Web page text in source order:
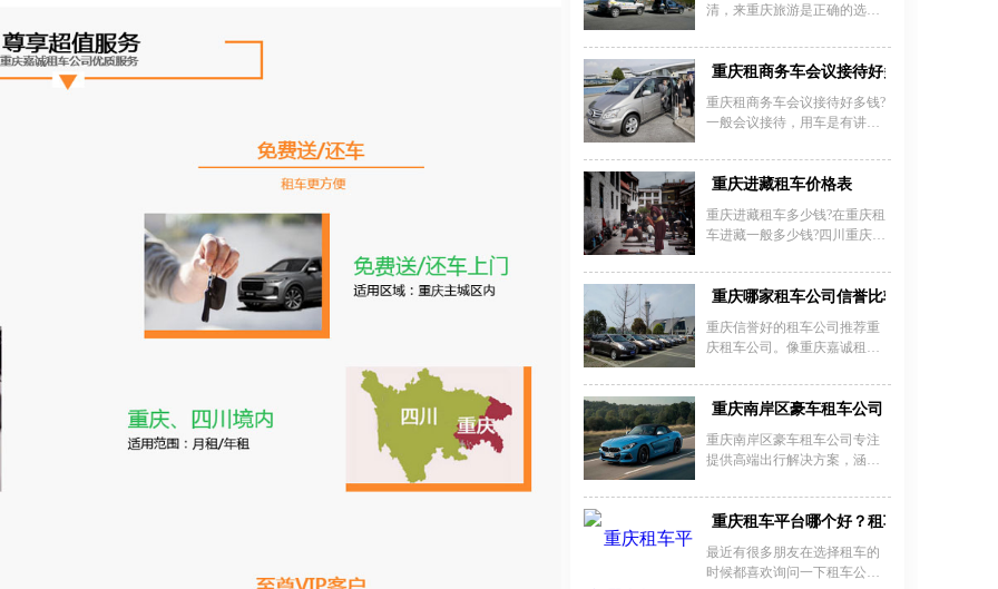
费用普遍比短期更优惠，低端
元，若需配司机服务，日均成
本约150-200元。重庆商务车包
清，来重庆旅游是正确的选
最明智的决定。那么重庆主城
旅游租车价格多少钱一天?以下
表：
重庆租商务车会议接待好多钱
重庆租商务车会议接待好多钱?
一般会议接待，用车是有讲究
同。高级轿车、商务车、中巴
车都是会议接待常使用的车
嘉诚常见商务车租赁车型及价
格：别克GL8—400~600元/天;
重庆进藏租车价格表
重庆进藏租车多少钱?在重庆租
车进藏一般多少钱?四川重庆租
自驾游西藏多少钱?当我们在计
划从重庆进藏去旅游的时候，
解一下重庆进藏租车价格表，
以下是重庆租车公司分享的重
重庆哪家租车公司信誉比较好？
重庆信誉好的租车公司推荐重
庆租车公司。像重庆嘉诚租
者，不仅拥有各类全新高、
中、低档轿车、商务车、越野
一批驾车技术精湛且熟悉路况
的专业驾驶员，为广大散户临
会用车提供了方便，是最专业
的重庆租车公司，安全有保
证，值得信赖。
重庆南岸区豪车租车公司
重庆南岸区豪车租车公司专注
提供高端出行解决方案，涵盖
验等多元化需求。作为重庆南
岸豪车租赁行业的优质企业，
时捷等豪华车型，满足南岸区
高端婚车出租的个性化选择。
重庆租车平台哪个好？租车平台排行榜前
最近有很多朋友在选择租车的
时候都喜欢询问一下租车公司